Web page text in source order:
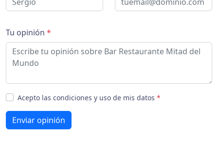
Tu opinión *
Acepto las condiciones y uso de mis datos *
Enviar opinión